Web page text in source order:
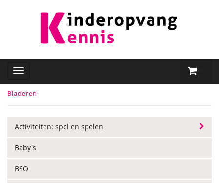
Bladeren
Activiteiten: spel en spelen
Baby's
BSO